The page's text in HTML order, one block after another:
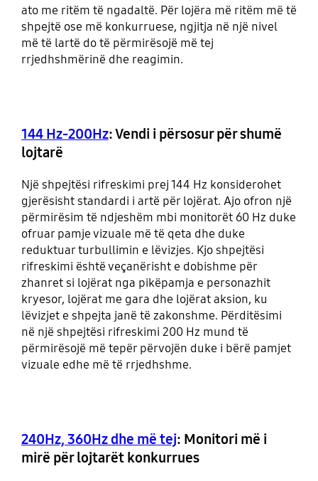
ato me ritëm të ngadaltë. Për lojëra më ritëm më të
shpejtë ose më konkurruese, ngjitja në një nivel
më të lartë do të përmirësojë më tej
rrjedhshmërinë dhe reagimin.
144 Hz-200Hz: Vendi i përsosur për shumë
lojtarë
Një shpejtësi rifreskimi prej 144 Hz konsiderohet
gjerësisht standardi i artë për lojërat. Ajo ofron një
përmirësim të ndjeshëm mbi monitorët 60 Hz duke
ofruar pamje vizuale më të qeta dhe duke
reduktuar turbullimin e lëvizjes. Kjo shpejtësi
rifreskimi është veçanërisht e dobishme për
zhanret si lojërat nga pikëpamja e personazhit
kryesor, lojërat me gara dhe lojërat aksion, ku
lëvizjet e shpejta janë të zakonshme. Përditësimi
në një shpejtësi rifreskimi 200 Hz mund të
përmirësojë më tepër përvojën duke i bërë pamjet
vizuale edhe më të rrjedhshme.
240Hz, 360Hz dhe më tej: Monitori më i
mirë për lojtarët konkurrues